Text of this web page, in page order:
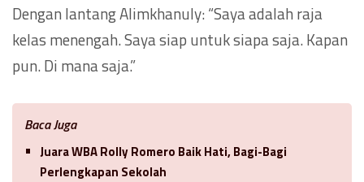
Dengan lantang Alimkhanuly: “Saya adalah raja
kelas menengah. Saya siap untuk siapa saja. Kapan
pun. Di mana saja.”
Baca Juga
Juara WBA Rolly Romero Baik Hati, Bagi-Bagi
Perlengkapan Sekolah